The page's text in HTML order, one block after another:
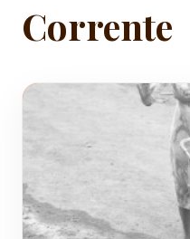
Corrente